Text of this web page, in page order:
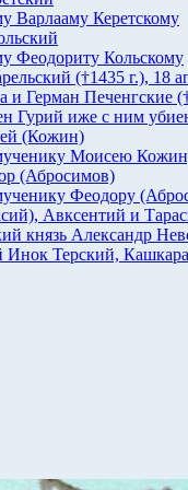
Варлааму Керетскому
Феодориту Кольскому
(†1435 г.), 18
Герман Печенгские
Гурий иже с ним
(Кожин)
Моисею
(Абросимов)
Феодору
Авксентий и
князь Александр
Терский,